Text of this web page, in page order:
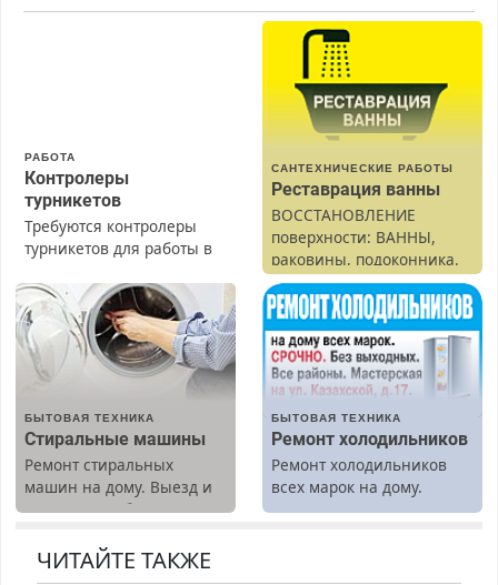
РАБОТА
Контролеры
турникетов
Требуются контролеры
турникетов для работы в
(мужчины, женщины).
Прием по ТК РФ. График
работы любой.
Бесплатное проживание.
З/п – до 96000 рублей до
Ежемесячно
выплачивается денежная
премия. Возможно
бесплатное обучение,
получение документов,
транспортной
САНТЕХНИЧЕСКИЕ РАБОТЫ
Реставрация ванны
ВОССТАНОВЛЕНИЕ
поверхности: ВАННЫ,
раковины, подоконника.
От скола до полной
реставрации. 100%
результат.
БЫТОВАЯ ТЕХНИКА
Стиральные машины
Ремонт стиральных
машин на дому. Выезд и
диагностика бесплатно.
БЫТОВАЯ ТЕХНИКА
Ремонт холодильников
Ремонт холодильников
всех марок на дому.
ЧИТАЙТЕ ТАКЖЕ